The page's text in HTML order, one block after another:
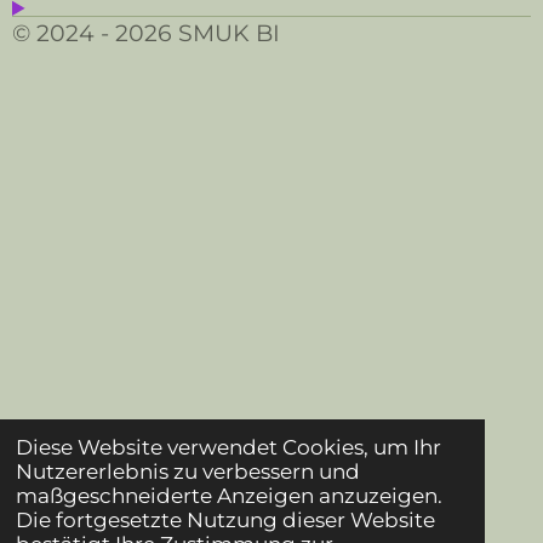
Diese Website verwendet Cookies, um Ihr
Nutzererlebnis zu verbessern und
maßgeschneiderte Anzeigen anzuzeigen.
Die fortgesetzte Nutzung dieser Website
© 2024 - 2026 SMUK BI